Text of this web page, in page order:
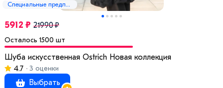
Специальные предложения
5912 ₽ 21990 ₽
Осталось 1500 шт
Шуба искусственная Ostrich Новая коллекция
4.7
3 оценки
Выбрать